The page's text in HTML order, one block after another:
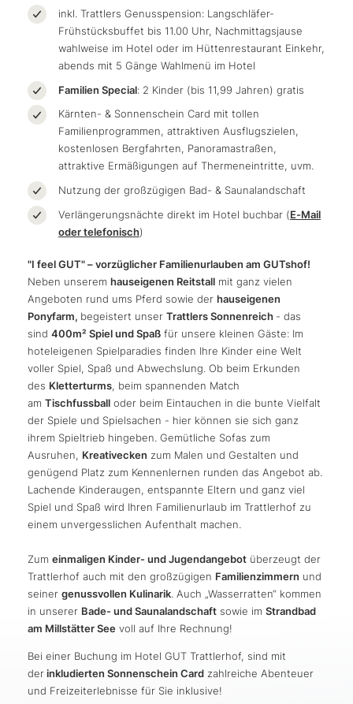
inkl. Trattlers Genusspension: Langschläfer-
Frühstücksbuffet bis 11.00 Uhr, Nachmittagsjause
wahlweise im Hotel oder im Hüttenrestaurant Einkehr,
abends mit 5 Gänge Wahlmenü im Hotel
Familien Special: 2 Kinder (bis 11,99 Jahren) gratis
Kärnten- & Sonnenschein Card mit tollen
Familienprogrammen, attraktiven Ausflugszielen,
kostenlosen Bergfahrten, Panoramastraßen,
attraktive Ermäßigungen auf Thermeneintritte, uvm.
Nutzung der großzügigen Bad- & Saunalandschaft
Verlängerungsnächte direkt im Hotel buchbar (E-Mail
oder telefonisch)
"I feel GUT" – vorzüglicher Familienurlauben am GUTshof!
Neben unserem hauseigenen Reitstall mit ganz vielen
Angeboten rund ums Pferd sowie der hauseigenen
Ponyfarm, begeistert unser Trattlers Sonnenreich - das
sind 400m² Spiel und Spaß für unsere kleinen Gäste: Im
hoteleigenen Spielparadies finden Ihre Kinder eine Welt
voller Spiel, Spaß und Abwechslung. Ob beim Erkunden
des Kletterturms, beim spannenden Match
am Tischfussball oder beim Eintauchen in die bunte Vielfalt
der Spiele und Spielsachen - hier können sie sich ganz
ihrem Spieltrieb hingeben. Gemütliche Sofas zum
Ausruhen, Kreativecken zum Malen und Gestalten und
genügend Platz zum Kennenlernen runden das Angebot ab.
Lachende Kinderaugen, entspannte Eltern und ganz viel
Spiel und Spaß wird Ihren Familienurlaub im Trattlerhof zu
einem unvergesslichen Aufenthalt machen.
Zum einmaligen Kinder- und Jugendangebot überzeugt der
Trattlerhof auch mit den großzügigen Familienzimmern und
seiner genussvollen Kulinarik. Auch „Wasserratten“ kommen
in unserer Bade- und Saunalandschaft sowie im Strandbad
am Millstätter See voll auf Ihre Rechnung!
Bei einer Buchung im Hotel GUT Trattlerhof, sind mit
derinkludierten Sonnenschein Card zahlreiche Abenteuer
und Freizeiterlebnisse für Sie inklusive!